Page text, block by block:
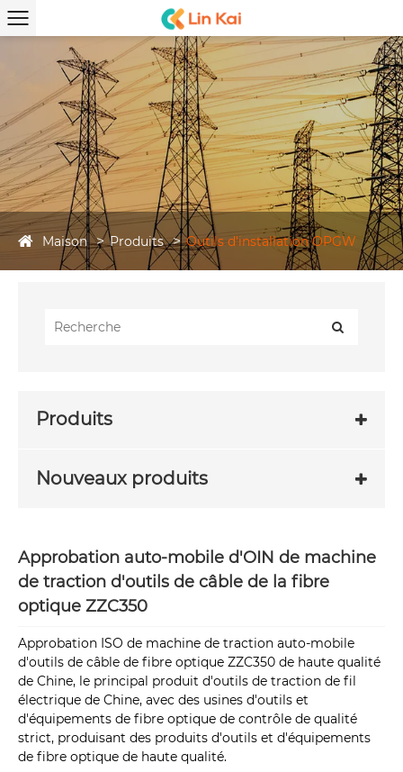
Maison Produits Outils d'installation OPGW
Produits
Nouveaux produits
Approbation auto-mobile d'OIN de machine
de traction d'outils de câble de la fibre
optique ZZC350
Approbation ISO de machine de traction auto-mobile
d'outils de câble de fibre optique ZZC350 de haute qualité
de Chine, le principal produit d'outils de traction de fil
électrique de Chine, avec des usines d'outils et
d'équipements de fibre optique de contrôle de qualité
strict, produisant des produits d'outils et d'équipements
de fibre optique de haute qualité.